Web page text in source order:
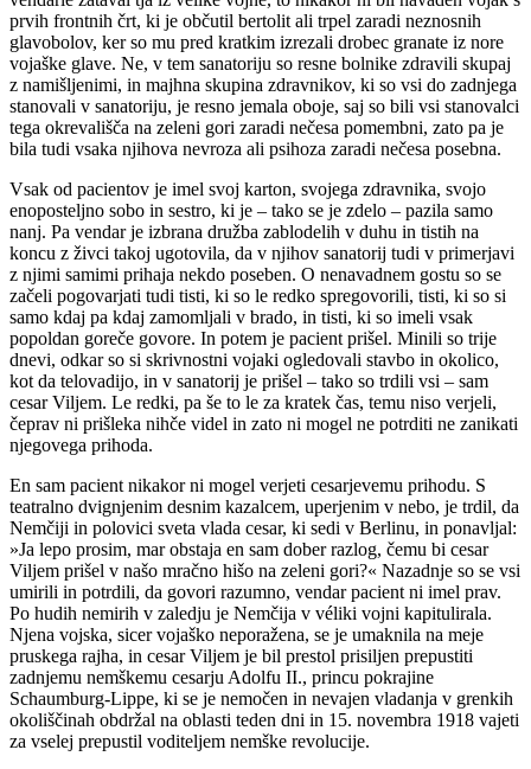
prvih frontnih črt, ki je občutil bertolit ali trpel zaradi neznosnih
glavobolov, ker so mu pred kratkim izrezali drobec granate iz nore
vojaške glave. Ne, v tem sanatoriju so resne bolnike zdravili skupaj
z namišljenimi, in majhna skupina zdravnikov, ki so vsi do zadnjega
stanovali v sanatoriju, je resno jemala oboje, saj so bili vsi stanovalci
tega okrevališča na zeleni gori zaradi nečesa pomembni, zato pa je
bila tudi vsaka njihova nevroza ali psihoza zaradi nečesa posebna.
Vsak od pacientov je imel svoj karton, svojega zdravnika, svojo
enoposteljno sobo in sestro, ki je – tako se je zdelo – pazila samo
nanj. Pa vendar je izbrana družba zablodelih v duhu in tistih na
koncu z živci takoj ugotovila, da v njihov sanatorij tudi v primerjavi
z njimi samimi prihaja nekdo poseben. O nenavadnem gostu so se
začeli pogovarjati tudi tisti, ki so le redko spregovorili, tisti, ki so si
samo kdaj pa kdaj zamomljali v brado, in tisti, ki so imeli vsak
popoldan goreče govore. In potem je pacient prišel. Minili so trije
dnevi, odkar so si skrivnostni vojaki ogledovali stavbo in okolico,
kot da telovadijo, in v sanatorij je prišel – tako so trdili vsi – sam
cesar Viljem. Le redki, pa še to le za kratek čas, temu niso verjeli,
čeprav ni prišleka nihče videl in zato ni mogel ne potrditi ne zanikati
njegovega prihoda.
En sam pacient nikakor ni mogel verjeti cesarjevemu prihodu. S
teatralno dvignjenim desnim kazalcem, uperjenim v nebo, je trdil, da
Nemčiji in polovici sveta vlada cesar, ki sedi v Berlinu, in ponavljal:
»Ja lepo prosim, mar obstaja en sam dober razlog, čemu bi cesar
Viljem prišel v našo mračno hišo na zeleni gori?« Nazadnje so se vsi
umirili in potrdili, da govori razumno, vendar pacient ni imel prav.
Po hudih nemirih v zaledju je Nemčija v véliki vojni kapitulirala.
Njena vojska, sicer vojaško neporažena, se je umaknila na meje
pruskega rajha, in cesar Viljem je bil prestol prisiljen prepustiti
zadnjemu nemškemu cesarju Adolfu II., princu pokrajine
Schaumburg-Lippe, ki se je nemočen in nevajen vladanja v grenkih
okoliščinah obdržal na oblasti teden dni in 15. novembra 1918 vajeti
za vselej prepustil voditeljem nemške revolucije.